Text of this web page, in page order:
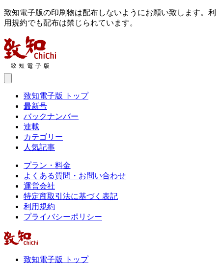
致知電子版の印刷物は配布しないようにお願い致します。利
用規約でも配布は禁じられています。
致知電子版 トップ
最新号
バックナンバー
連載
カテゴリー
人気記事
プラン・料金
よくある質問・お問い合わせ
運営会社
特定商取引法に基づく表記
利用規約
プライバシーポリシー
致知電子版 トップ